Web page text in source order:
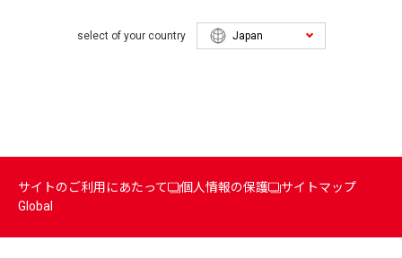
select of your country
サイトのご利用にあたって 個人情報の保護
サイトマップ
Global